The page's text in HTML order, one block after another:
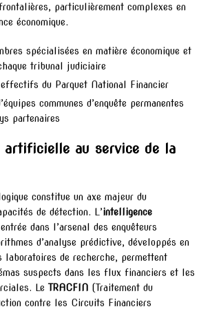
particulièrement complexes en
économique.
spécialisées en matière économique et
tribunal judiciaire
effectifs du Parquet National Financier
communes d’enquête permanentes
partenaires
artificielle au service de la
constitue un axe majeur du
de détection. L’intelligence
dans l’arsenal des enquêteurs
d’analyse prédictive, développés en
laboratoires de recherche, permettent
suspects dans les flux financiers et les
LeTRACFIN (Traitement du
contre les Circuits Financiers